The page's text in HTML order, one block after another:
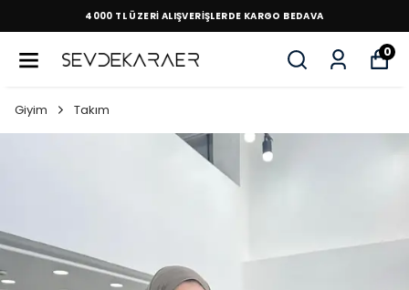
4000 TL ÜZERİ ALIŞVERİŞLERDE KARGO BEDAVA
0
Giyim Takım